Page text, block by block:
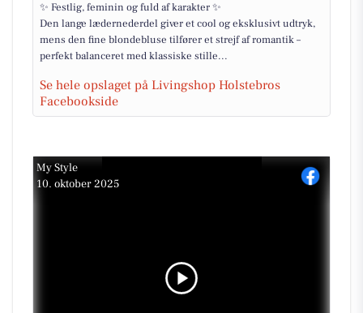
✨ Festlig, feminin og fuld af karakter ✨
Den lange lædernederdel giver et cool og eksklusivt udtryk,
mens den fine blondebluse tilfører et strejf af romantik –
perfekt balanceret med klassiske stille...
Se hele opslaget på Livingshop Holstebros
Facebookside
My Style
10. oktober 2025